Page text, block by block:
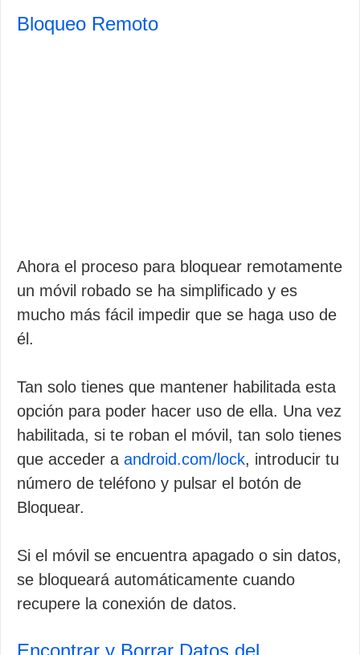
Bloqueo Remoto
Ahora el proceso para bloquear remotamente
un móvil robado se ha simplificado y es
mucho más fácil impedir que se haga uso de
él.
Tan solo tienes que mantener habilitada esta
opción para poder hacer uso de ella. Una vez
habilitada, si te roban el móvil, tan solo tienes
que acceder a android.com/lock, introducir tu
número de teléfono y pulsar el botón de
Bloquear.
Si el móvil se encuentra apagado o sin datos,
se bloqueará automáticamente cuando
recupere la conexión de datos.
Encontrar y Borrar Datos del